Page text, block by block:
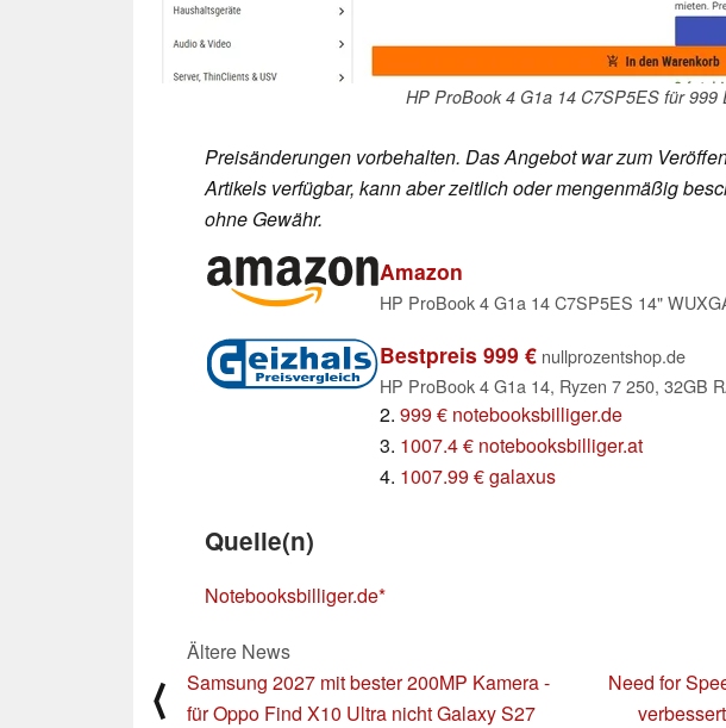
HP ProBook 4 G1a 14 C7SP5ES für 999
Preisänderungen vorbehalten. Das Angebot war zum
Artikels verfügbar, kann aber zeitlich oder mengenmäßig
ohne Gewähr.
Amazon
Bestpreis 999 € nullprozentshop.de
2.999 € notebooksbilliger.de
3. 1007.4 € notebooksbilliger.at
4. 1007.99 € galaxus
Quelle(n)
Notebooksbilliger.de
⟨
Ältere News
Samsung 2027 mit bester 200MP Kamera -
für Oppo Find X10 Ultra nicht Galaxy S27
Need for